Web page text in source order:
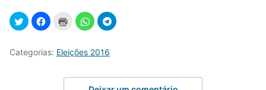
Categorias: Eleições 2016